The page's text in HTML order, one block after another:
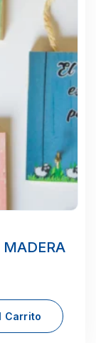
MADERA
Carrito